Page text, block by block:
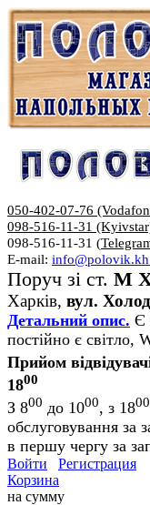
050-402-07-76
098-516-11-31
098-516-11-31 (
E-mail:
Поруч зі ст. М
Харків, вул.
Детальний опис. Є
постійно є світло,
Прийом
1800
З 800 до 1000, з 1800
обслуговування за
в першу чергу за
Войти
Регистрация
Корзина
на сумму